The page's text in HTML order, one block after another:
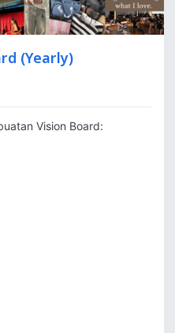
(Yearly)
Vision Board: